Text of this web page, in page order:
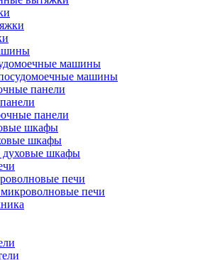
машины
машины
панели
панели
шкафы
шкафы
духовые шкафы
печи
печи